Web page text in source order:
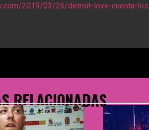
2019/03/26/detroit-love-cuenta-
RELACIONADAS